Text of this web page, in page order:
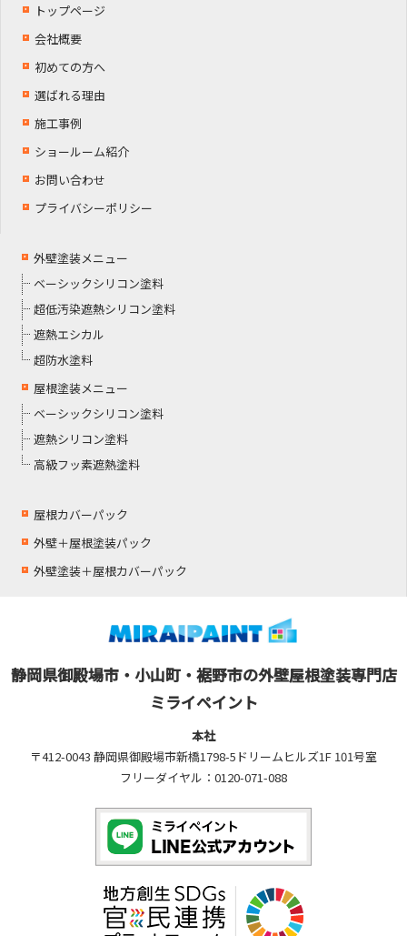
トップページ
会社概要
初めての方へ
選ばれる理由
施工事例
ショールーム紹介
お問い合わせ
プライバシーポリシー
外壁塗装メニュー
ベーシックシリコン塗料
超低汚染遮熱シリコン塗料
遮熱エシカル
超防水塗料
屋根塗装メニュー
ベーシックシリコン塗料
遮熱シリコン塗料
高級フッ素遮熱塗料
屋根カバーパック
外壁＋屋根塗装パック
外壁塗装＋屋根カバーパック
静岡県御殿場市・小山町・裾野市の外壁屋根塗装専門店
ミライペイント
本社
〒412-0043 静岡県御殿場市新橋1798-5ドリームヒルズ1F 101号室
フリーダイヤル：0120-071-088